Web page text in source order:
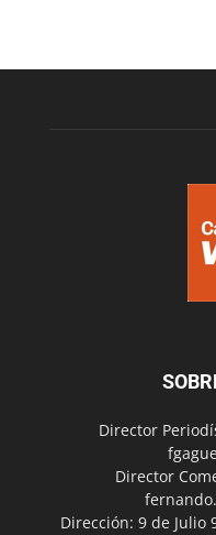
Director
Director
Dirección: 9 de Julio